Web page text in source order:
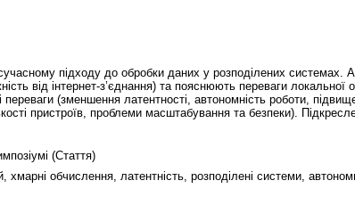
підходу до обробки даних у розподілених системах.
від інтернет-з’єднання) та пояснюють переваги
(зменшення латентності, автономність роботи,
пристроїв, проблеми масштабування та безпеки).
(Стаття)
хмарні обчислення, латентність, розподілені системи,